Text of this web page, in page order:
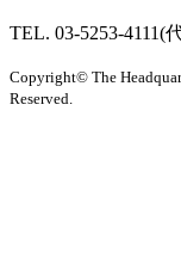
TEL. 03-5253-4111(
Copyright© The
Reserved.